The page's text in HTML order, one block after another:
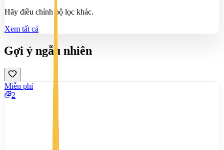
Hãy điều chỉnh bộ lọc khác.
Xem tất cả
Gợi ý ngẫu nhiên
Miễn phí
2